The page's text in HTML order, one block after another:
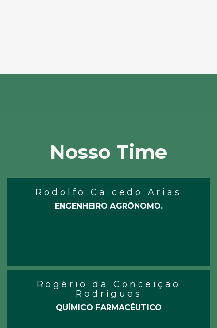
Nosso Time
Rodolfo Caicedo Arias
ENGENHEIRO AGRÔNOMO.
Rogério da Conceição
Rodrigues
QUÍMICO FARMACÊUTICO